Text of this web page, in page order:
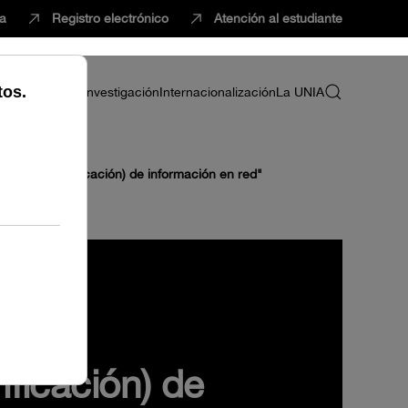
Registro electrónico Atención al estudiante
Profesorado InvestigaciónInternacionalizaciónLa UNIA
(y verificación) de información en red"
de